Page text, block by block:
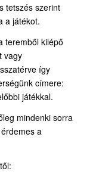
tetszés szerint
a játékot.
teremből kilépő
vagy
így
címere:
játékkal.
mindenki sorra
a